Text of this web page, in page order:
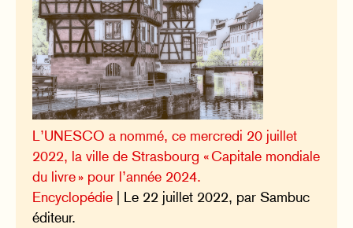
L’UNESCO a nommé, ce mercredi 20 juillet
2022, la ville de Strasbourg « Capitale mondiale
du livre » pour l’année 2024.
Encyclopédie | Le 22 juillet 2022, par Sambuc
éditeur.